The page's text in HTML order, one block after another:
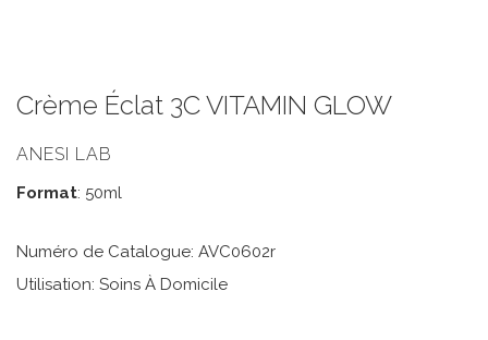
Crème Éclat 3C VITAMIN GLOW
ANESI LAB
Format: 50ml
Numéro de Catalogue: AVC0602r
Utilisation: Soins À Domicile